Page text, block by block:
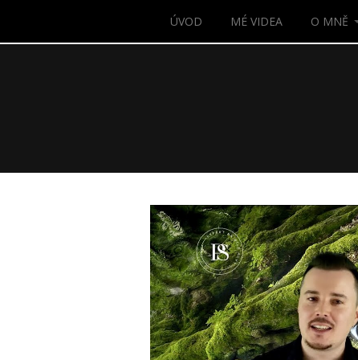
ÚVOD MÉ VIDEA O MNĚ
Video
přehrávač